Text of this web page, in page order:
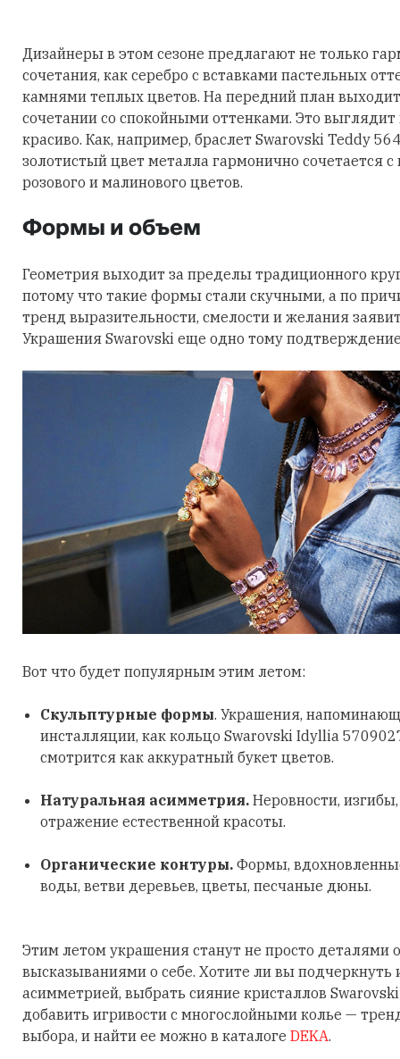
Дизайнеры в этом сезоне предлагают не только
сочетания, как серебро с вставками пастельных
камнями теплых цветов. На передний план
сочетании со спокойными оттенками. Это
красиво. Как, например, браслет Swarovski Teddy
золотистый цвет металла гармонично сочетается
розового и малинового цветов.
Формы и объем
Геометрия выходит за пределы традиционного
потому что такие формы стали скучными, а по
тренд выразительности, смелости и желания
Украшения Swarovski еще одно тому
Вот что будет популярным этим летом:
Скульптурные формы. Украшения,
инсталляции, как кольцо Swarovski Idyllia
смотрится как аккуратный букет цветов.
Натуральная асимметрия. Неровности,
отражение естественной красоты.
Органические контуры. Формы,
воды, ветви деревьев, цветы, песчаные дюны.
Этим летом украшения станут не просто деталями
высказываниями о себе. Хотите ли вы подчеркнуть
асимметрией, выбрать сияние кристаллов
добавить игривости с многослойными колье —
выбора, и найти ее можно в каталоге DEKA.